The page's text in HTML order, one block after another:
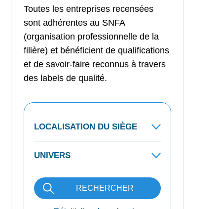
Toutes les entreprises recensées
sont adhérentes au SNFA
(organisation professionnelle de la
filière) et bénéficient de qualifications
et de savoir-faire reconnus à travers
des labels de qualité.
RECHERCHER